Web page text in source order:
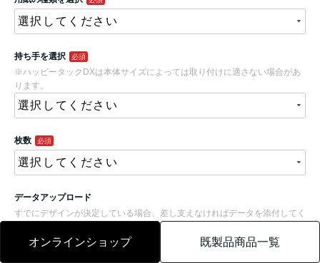
オンラインショップ 既製品商品一覧